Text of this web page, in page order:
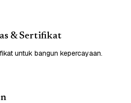
& Sertifikat
untuk bangun kepercayaan.